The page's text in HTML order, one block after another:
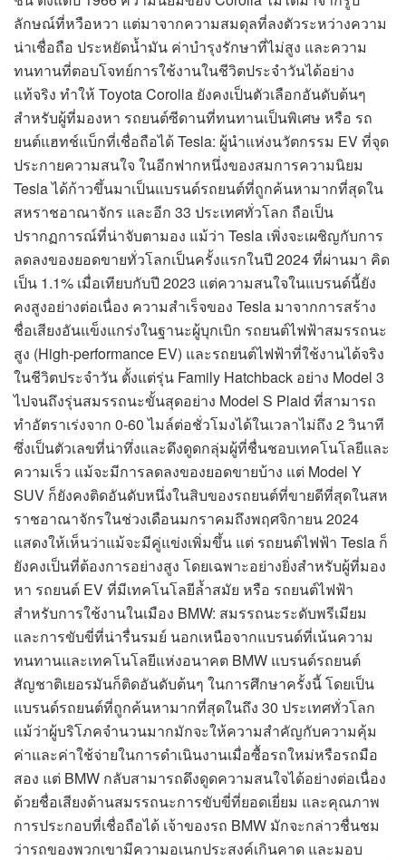
ลักษณ์ที่หวือหวา แต่มาจากความสมดุลที่ลงตัวระหว่างความ
น่าเชื่อถือ ประหยัดน้ำมัน ค่าบำรุงรักษาที่ไม่สูง และความ
ทนทานที่ตอบโจทย์การใช้งานในชีวิตประจำวันได้อย่าง
แท้จริง ทำให้ Toyota Corolla ยังคงเป็นตัวเลือกอันดับต้นๆ
สำหรับผู้ที่มองหา รถยนต์ซีดานที่ทนทานเป็นพิเศษ หรือ รถ
ยนต์แฮทช์แบ็กที่เชื่อถือได้ Tesla: ผู้นำแห่งนวัตกรรม EV ที่จุด
ประกายความสนใจ ในอีกฟากหนึ่งของสมการความนิยม
Tesla ได้ก้าวขึ้นมาเป็นแบรนด์รถยนต์ที่ถูกค้นหามากที่สุดใน
สหราชอาณาจักร และอีก 33 ประเทศทั่วโลก ถือเป็น
ปรากฏการณ์ที่น่าจับตามอง แม้ว่า Tesla เพิ่งจะเผชิญกับการ
ลดลงของยอดขายทั่วโลกเป็นครั้งแรกในปี 2024 ที่ผ่านมา คิด
เป็น 1.1% เมื่อเทียบกับปี 2023 แต่ความสนใจในแบรนด์นี้ยัง
คงสูงอย่างต่อเนื่อง ความสำเร็จของ Tesla มาจากการสร้าง
ชื่อเสียงอันแข็งแกร่งในฐานะผู้บุกเบิก รถยนต์ไฟฟ้าสมรรถนะ
สูง (High-performance EV) และรถยนต์ไฟฟ้าที่ใช้งานได้จริง
ในชีวิตประจำวัน ตั้งแต่รุ่น Family Hatchback อย่าง Model 3
ไปจนถึงรุ่นสมรรถนะขั้นสุดอย่าง Model S Plaid ที่สามารถ
ทำอัตราเร่งจาก 0-60 ไมล์ต่อชั่วโมงได้ในเวลาไม่ถึง 2 วินาที
ซึ่งเป็นตัวเลขที่น่าทึ่งและดึงดูดกลุ่มผู้ที่ชื่นชอบเทคโนโลยีและ
ความเร็ว แม้จะมีการลดลงของยอดขายบ้าง แต่ Model Y
SUV ก็ยังคงติดอันดับหนึ่งในสิบของรถยนต์ที่ขายดีที่สุดในสห
ราชอาณาจักรในช่วงเดือนมกราคมถึงพฤศจิกายน 2024
แสดงให้เห็นว่าแม้จะมีคู่แข่งเพิ่มขึ้น แต่ รถยนต์ไฟฟ้า Tesla ก็
ยังคงเป็นที่ต้องการอย่างสูง โดยเฉพาะอย่างยิ่งสำหรับผู้ที่มอง
หา รถยนต์ EV ที่มีเทคโนโลยีล้ำสมัย หรือ รถยนต์ไฟฟ้า
สำหรับการใช้งานในเมือง BMW: สมรรถนะระดับพรีเมียม
และการขับขี่ที่น่ารื่นรมย์ นอกเหนือจากแบรนด์ที่เน้นความ
ทนทานและเทคโนโลยีแห่งอนาคต BMW แบรนด์รถยนต์
สัญชาติเยอรมันก็ติดอันดับต้นๆ ในการศึกษาครั้งนี้ โดยเป็น
แบรนด์รถยนต์ที่ถูกค้นหามากที่สุดในถึง 30 ประเทศทั่วโลก
แม้ว่าผู้บริโภคจำนวนมากมักจะให้ความสำคัญกับความคุ้ม
ค่าและค่าใช้จ่ายในการดำเนินงานเมื่อซื้อรถใหม่หรือรถมือ
สอง แต่ BMW กลับสามารถดึงดูดความสนใจได้อย่างต่อเนื่อง
ด้วยชื่อเสียงด้านสมรรถนะการขับขี่ที่ยอดเยี่ยม และคุณภาพ
การประกอบที่เชื่อถือได้ เจ้าของรถ BMW มักจะกล่าวชื่นชม
ว่ารถของพวกเขามีความอเนกประสงค์เกินคาด และมอบ